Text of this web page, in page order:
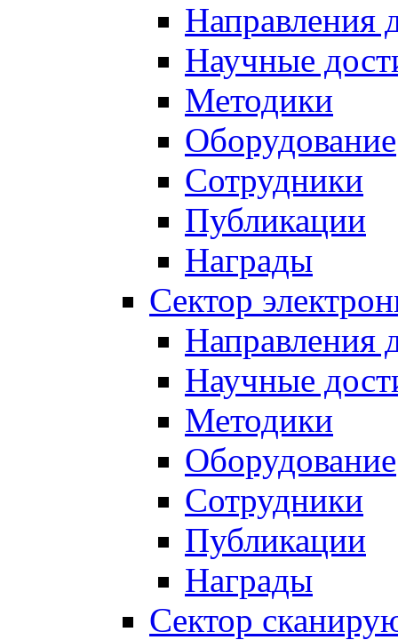
Направления
Научные
Методики
Оборудование
Сотрудники
Публикации
Награды
Сектор
Направления
Научные
Методики
Оборудование
Сотрудники
Публикации
Награды
Сектор